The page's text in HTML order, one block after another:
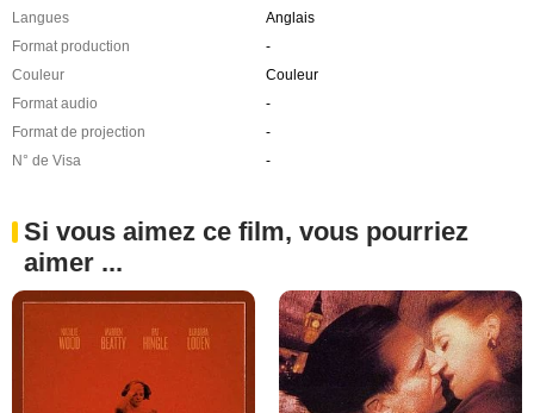
Langues
Anglais
Format production
-
Couleur
Couleur
Format audio
-
Format de projection
-
N° de Visa
-
Si vous aimez ce film, vous pourriez
aimer ...